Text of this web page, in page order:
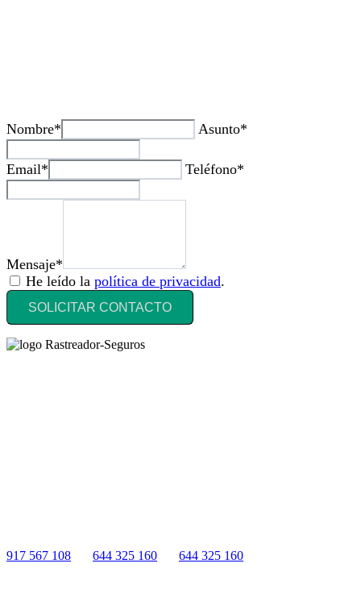
Nombre* Asunto*
Email* Teléfono*
Mensaje*
He leído la política de privacidad.
SOLICITAR CONTACTO
917 567 108
644 325 160 644 325 160